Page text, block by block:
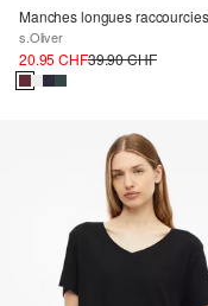
s.Oliver
20.95 CHF39.90 CHF